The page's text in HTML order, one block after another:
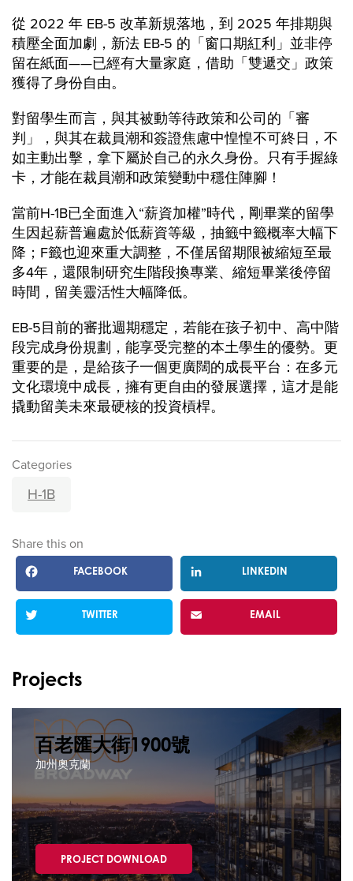
從 2022 年 EB-5 改革新規落地，到 2025 年排期與
積壓全面加劇，新法 EB-5 的「窗口期紅利」並非停
留在紙面——已經有大量家庭，借助「雙遞交」政策
獲得了身份自由。
對留學生而言，與其被動等待政策和公司的「審
判」，與其在裁員潮和簽證焦慮中惶惶不可終日，不
如主動出擊，拿下屬於自己的永久身份。只有手握綠
卡，才能在裁員潮和政策變動中穩住陣腳！
當前H-1B已全面進入“薪資加權”時代，剛畢業的留學
生因起薪普遍處於低薪資等級，抽籤中籤概率大幅下
降；F籤也迎來重大調整，不僅居留期限被縮短至最
多4年，還限制研究生階段換專業、縮短畢業後停留
時間，留美靈活性大幅降低。
EB-5目前的審批週期穩定，若能在孩子初中、高中階
段完成身份規劃，能享受完整的本土學生的優勢。更
重要的是，是給孩子一個更廣闊的成長平台：在多元
文化環境中成長，擁有更自由的發展選擇，這才是能
撬動留美未來最硬核的投資槓桿。
Categories
H-1B
Share this on
FACEBOOK LINKEDIN
TWITTER EMAIL
Projects
百老匯大街1900號
加州奧克蘭
PROJECT DOWNLOAD